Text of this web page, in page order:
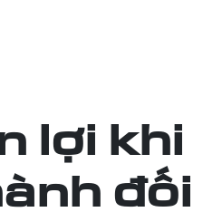
lợi khi
đối